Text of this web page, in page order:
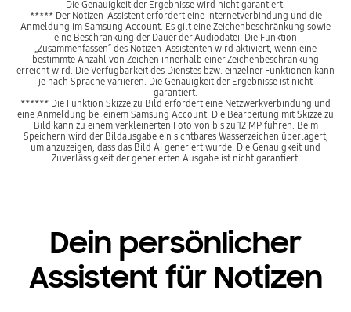
Die Genauigkeit der Ergebnisse wird nicht garantiert.
***** Der Notizen-Assistent erfordert eine Internetverbindung und die
Anmeldung im Samsung Account. Es gilt eine Zeichenbeschränkung sowie
eine Beschränkung der Dauer der Audiodatei. Die Funktion
„Zusammenfassen“ des Notizen-Assistenten wird aktiviert, wenn eine
bestimmte Anzahl von Zeichen innerhalb einer Zeichenbeschränkung
erreicht wird. Die Verfügbarkeit des Dienstes bzw. einzelner Funktionen kann
je nach Sprache variieren. Die Genauigkeit der Ergebnisse ist nicht
garantiert.
****** Die Funktion Skizze zu Bild erfordert eine Netzwerkverbindung und
eine Anmeldung bei einem Samsung Account. Die Bearbeitung mit Skizze zu
Bild kann zu einem verkleinerten Foto von bis zu 12 MP führen. Beim
Speichern wird der Bildausgabe ein sichtbares Wasserzeichen überlagert,
um anzuzeigen, dass das Bild AI generiert wurde. Die Genauigkeit und
Zuverlässigkeit der generierten Ausgabe ist nicht garantiert.
Dein persönlicher
Assistent für Notizen